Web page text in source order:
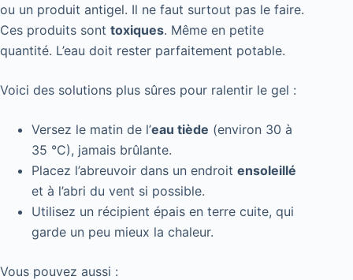
ou un produit antigel. Il ne faut surtout pas le faire.
Ces produits sont toxiques. Même en petite
quantité. L’eau doit rester parfaitement potable.
Voici des solutions plus sûres pour ralentir le gel :
Versez le matin de l’eau tiède (environ 30 à
35 °C), jamais brûlante.
Placez l’abreuvoir dans un endroit ensoleillé
et à l’abri du vent si possible.
Utilisez un récipient épais en terre cuite, qui
garde un peu mieux la chaleur.
Vous pouvez aussi :